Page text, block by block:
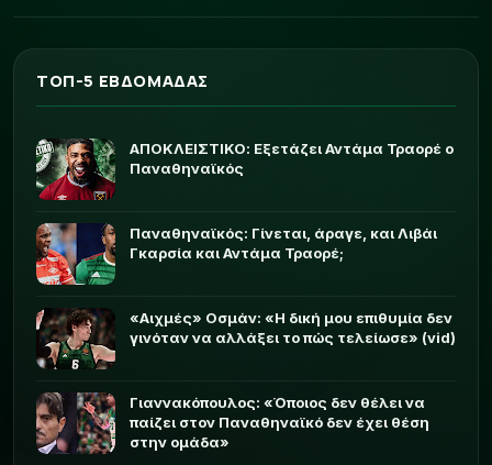
ΤΟΠ-5 ΕΒΔΟΜΑΔΑΣ
ΑΠΟΚΛΕΙΣΤΙΚΟ: Εξετάζει Αντάμα Τραορέ ο
Παναθηναϊκός
Παναθηναϊκός: Γίνεται, άραγε, και Λιβάι
Γκαρσία και Αντάμα Τραορέ;
«Αιχμές» Οσμάν: «Η δική μου επιθυμία δεν
γινόταν να αλλάξει το πώς τελείωσε» (vid)
Γιαννακόπουλος: «Όποιος δεν θέλει να
παίζει στον Παναθηναϊκό δεν έχει θέση
στην ομάδα»